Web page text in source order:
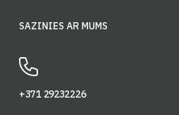
SAZINIES AR MUMS
+371 29232226